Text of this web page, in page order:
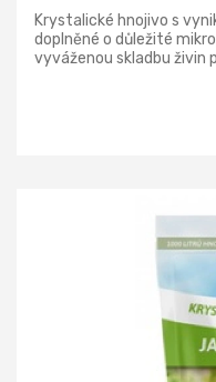
Krystalické hnojivo s
doplněné o důležité
vyváženou skladbu živin
nasazení květů a